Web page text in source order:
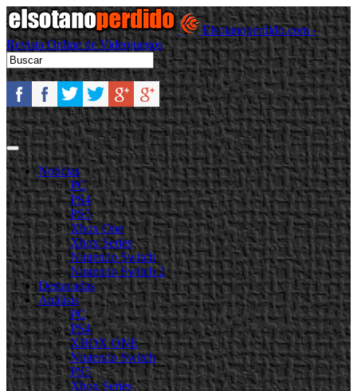
Elsotanoperdido.com -
Revista Online de Videojuegos
Noticias
PC
PS4
PS5
Xbox One
Xbox Series
Nintendo Switch
Nintendo Switch 2
Destacadas
Análisis
PC
PS4
XBOX ONE
Nintendo Switch
PS5
Xbox Series